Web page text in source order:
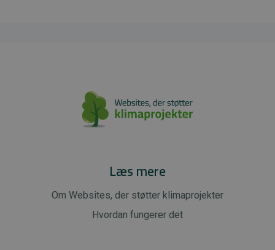
Læs mere
Om Websites, der støtter klimaprojekter
Hvordan fungerer det